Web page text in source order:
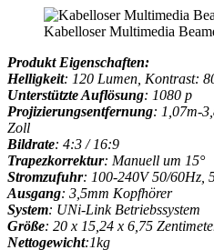
Kabelloser Multimedia
Produkt Eigenschaften:
Helligkeit: 120 Lumen, Kontrast:
Unterstützte Auflösung: 1080 p
Projizierungsentfernung: 1,07m-
Zoll
Bildrate: 4:3 / 16:9
Trapezkorrektur: Manuell um 15°
Stromzufuhr: 100-240V 50/60Hz,
Ausgang: 3,5mm Kopfhörer
System: UNi-Link Betriebssystem
Größe: 20 x 15,24 x 6,75
Nettogewicht:1kg